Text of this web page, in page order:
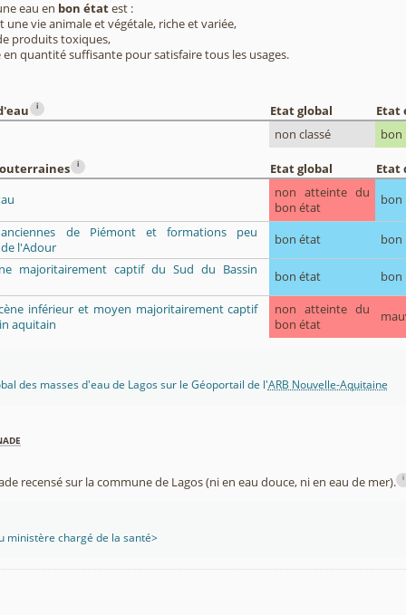
eau en bon étatest :
une vie animale et végétale, riche et variée,
produits toxiques,
quantité suffisante pour satisfaire tous les usages.
i Etat global
Etat
non classé
bon
i Etat global
Etat
non atteinte du
bon état
bon
anciennes de Piémont et formations peu
l'Adour
bon état
bon
majoritairement captif du Sud du Bassin
bon état bon
inférieur et moyen majoritairement captif
aquitain
non atteinte du
bon état
des masses d'eau de Lagos sur le Géoportail de l'ARB Nouvelle-Aquitaine
recensé sur la commune de Lagos (ni en eau douce, ni en eau de mer). i
ministère chargé de la santé>